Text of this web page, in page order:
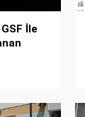
İle